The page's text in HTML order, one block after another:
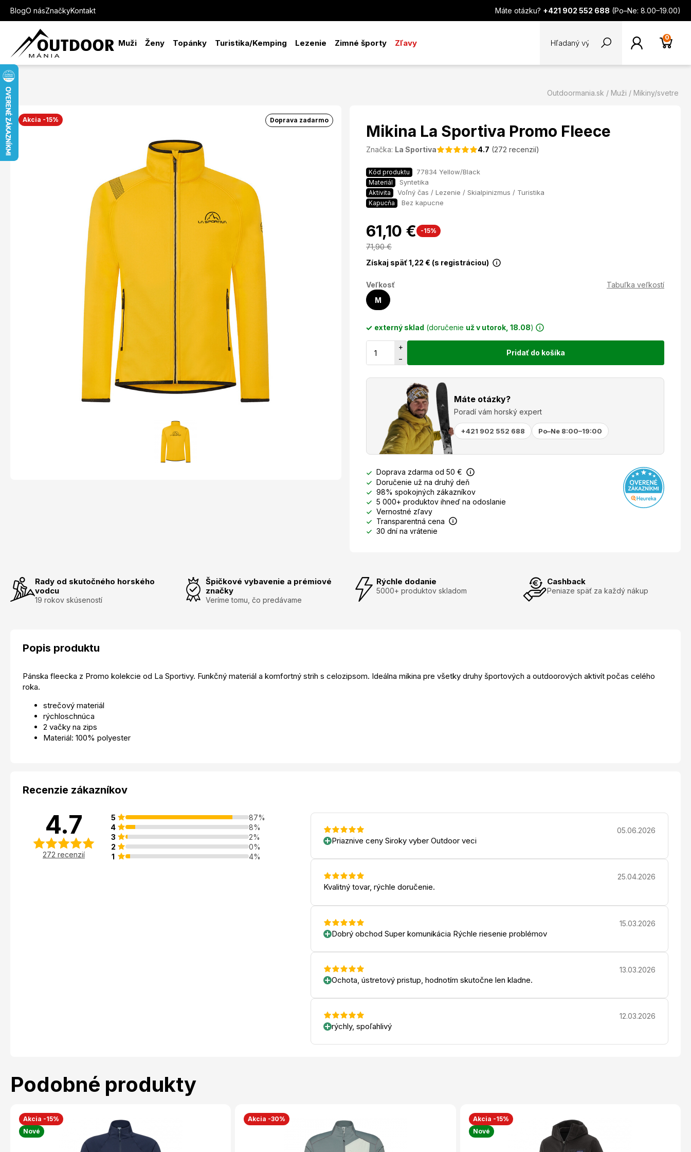
BlogO násZnačkyKontakt Máte otázku? +421 902 552 688 (Po–Ne: 8.00–19.00)
Muži Ženy Topánky Turistika/Kemping Lezenie Zimné športy Zľavy
0
Outdoormania.sk Muži Mikiny/svetre
Doprava zadarmo
Akcia -15%
Mikina La Sportiva Promo Fleece
Značka: La Sportiva 4.7 (272 recenzií)
Kód produktu 77834 Yellow/Black
Materiál Syntetika
Aktivita Voľný čas / Lezenie / Skialpinizmus / Turistika
Kapucňa Bez kapucne
61,10 € -15%
71,90€
Získaj späť1,22 € (s registráciou)
Veľkosť
Tabuľka veľkostí
M
externý sklad (doručenie už v utorok, 18.08)
+
−
Pridať do košíka
Máte otázky?
Poradí vám horský expert
+421 902 552 688 Po–Ne 8:00–19:00
Doprava zdarma od 50 €
Doručenie už na druhý deň
98% spokojných zákazníkov
5 000+ produktov ihneď na odoslanie
Vernostné zľavy
Transparentná cena
30 dní na vrátenie
Rady od skutočného horského
vodcu
19 rokov skúseností
Špičkové vybavenie a prémiové
značky
Veríme tomu, čo predávame
Rýchle dodanie
5000+ produktov skladom
Cashback
Peniaze späť za každý nákup
Popis produktu
Pánska fleecka z Promo kolekcie od La Sportivy. Funkčný materiál a komfortný strih s celozipsom. Ideálna mikina pre všetky druhy športových a outdoorových aktivít počas celého
roka.
strečový materiál
rýchloschnúca
2 vačky na zips
Materiál: 100% polyester
Recenzie zákazníkov
4.7
272 recenzií
5
87%
4
8%
3
2%
2
0%
1
4%
05.06.2026
Priaznive ceny Siroky vyber Outdoor veci
25.04.2026
Kvalitný tovar, rýchle doručenie.
15.03.2026
Dobrý obchod Super komunikácia Rýchle riesenie problémov
13.03.2026
Ochota, ústretový pristup, hodnotím skutočne len kladne.
12.03.2026
rýchly, spoľahlivý
Podobné produkty
Akcia -15%
Nové
Akcia -30%
Akcia -15%
Nové